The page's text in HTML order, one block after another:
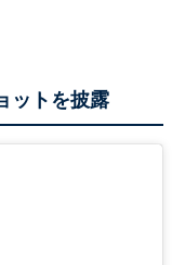
ットを披露